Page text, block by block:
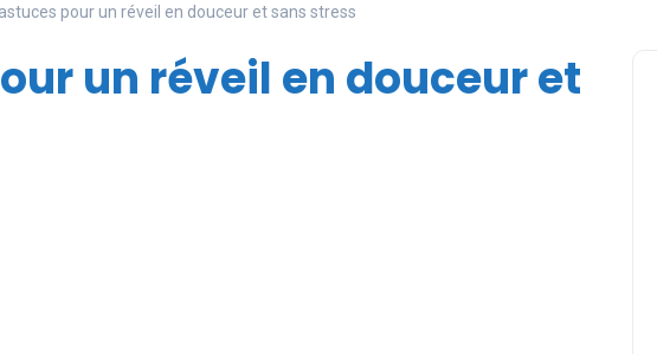
pour un réveil en douceur et sans stress
un réveil en douceur et